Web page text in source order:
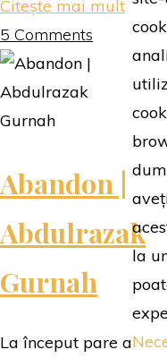
Citește mai mult
Hirsi
Ali"
5 Comments
Abandon |
Abdulrazak
Gurnah
La început pare a
la